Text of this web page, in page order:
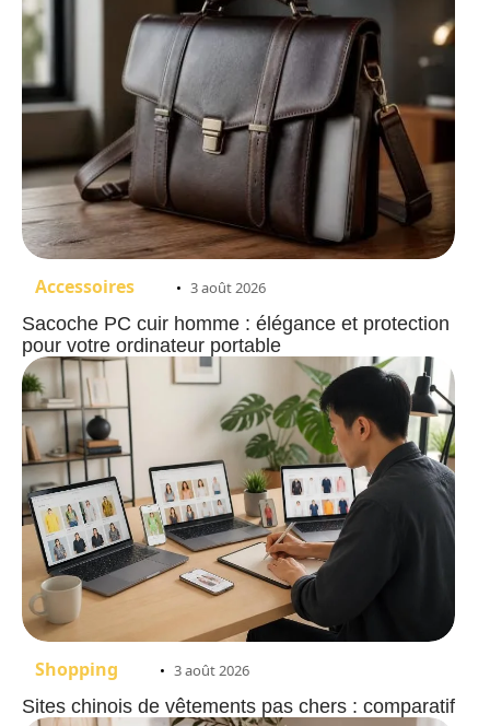
Accessoires 3 août 2026
Sacoche PC cuir homme : élégance et protection
pour votre ordinateur portable
Shopping 3 août 2026
Sites chinois de vêtements pas chers : comparatif